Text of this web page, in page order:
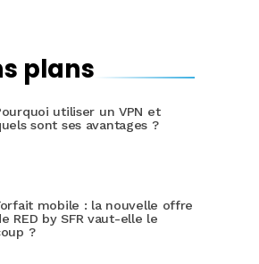
plans
utiliser un VPN et
sont ses avantages ?
mobile : la nouvelle offre
RED by SFR vaut-elle le
?